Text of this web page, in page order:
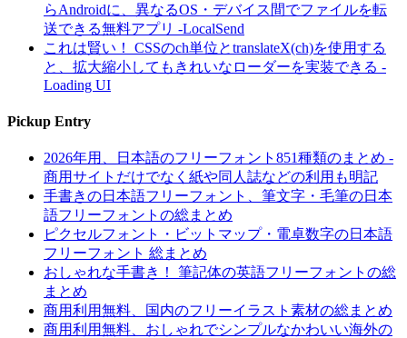
らAndroidに、異なるOS・デバイス間でファイルを転
送できる無料アプリ -LocalSend
これは賢い！ CSSのch単位とtranslateX(ch)を使用する
と、拡大縮小してもきれいなローダーを実装できる -
Loading UI
Pickup Entry
2026年用、日本語のフリーフォント851種類のまとめ -
商用サイトだけでなく紙や同人誌などの利用も明記
手書きの日本語フリーフォント、筆文字・毛筆の日本
語フリーフォントの総まとめ
ピクセルフォント・ビットマップ・電卓数字の日本語
フリーフォント 総まとめ
おしゃれな手書き！ 筆記体の英語フリーフォントの総
まとめ
商用利用無料、国内のフリーイラスト素材の総まとめ
商用利用無料、おしゃれでシンプルなかわいい海外の